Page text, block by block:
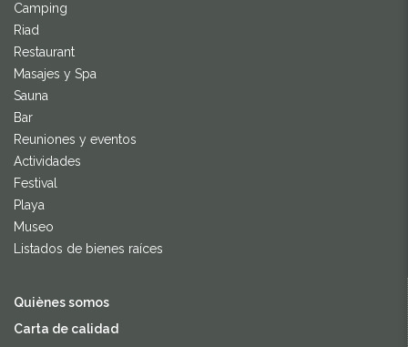
Camping
Riad
Restaurant
Masajes y Spa
Sauna
Bar
Reuniones y eventos
Actividades
Festival
Playa
Museo
Listados de bienes raíces
Quiènes somos
Carta de calidad